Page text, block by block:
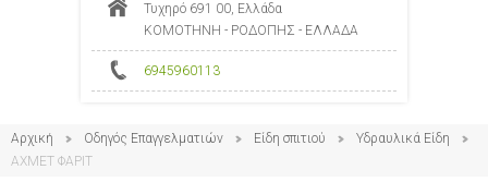
Τυχηρό 691 00, Ελλάδα
ΚΟΜΟΤΗΝΗ - ΡΟΔΟΠΗΣ - ΕΛΛΑΔΑ
6945960113
Αρχική Οδηγός Επαγγελματιών Είδη σπιτιού
Υδραυλικά Είδη
ΑΧΜΕΤ ΦΑΡΙΤ